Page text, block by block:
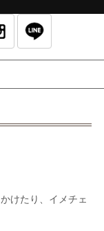
けたり、イメチェ